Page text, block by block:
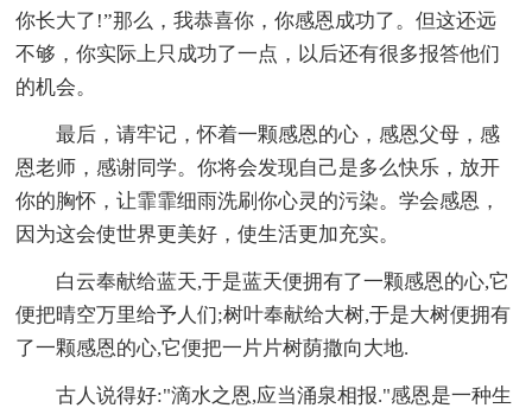
你长大了!”那么，我恭喜你，你感恩成功了。但这还远
不够，你实际上只成功了一点，以后还有很多报答他们
的机会。
最后，请牢记，怀着一颗感恩的心，感恩父母，感
恩老师，感谢同学。你将会发现自己是多么快乐，放开
你的胸怀，让霏霏细雨洗刷你心灵的污染。学会感恩，
因为这会使世界更美好，使生活更加充实。
白云奉献给蓝天,于是蓝天便拥有了一颗感恩的心,它
便把晴空万里给予人们;树叶奉献给大树,于是大树便拥有
了一颗感恩的心,它便把一片片树荫撒向大地.
古人说得好:"滴水之恩,应当涌泉相报."感恩是一种生